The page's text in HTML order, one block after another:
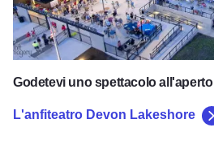
Godetevi uno spettacolo all'aperto
L'anfiteatro Devon Lakeshore